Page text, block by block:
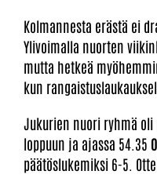
Kolmannesta erästä ei
Ylivoimalla nuorten
mutta hetkeä
kun
Jukurien nuori ryhmä
loppuun ja ajassa 54.35
päätöslukemiksi 6-5.